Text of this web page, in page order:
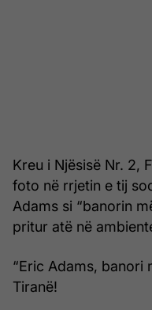
Kreu i Njësisë Nr. 2,
foto në rrjetin e tij
Adams si “banorin
pritur atë në
“Eric Adams, banori
Tiranë!